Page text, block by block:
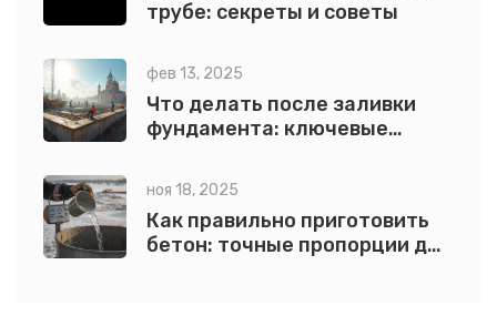
трубе: секреты и советы
фев 13, 2025
Что делать после заливки
фундамента: ключевые
ноя 18, 2025
Как правильно приготовить
бетон: точные пропорции для